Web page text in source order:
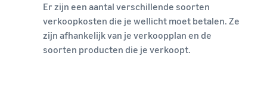
Er zijn een aantal verschillende soorten
verkoopkosten die je wellicht moet betalen. Ze
zijn afhankelijk van je verkoopplan en de
soorten producten die je verkoopt.